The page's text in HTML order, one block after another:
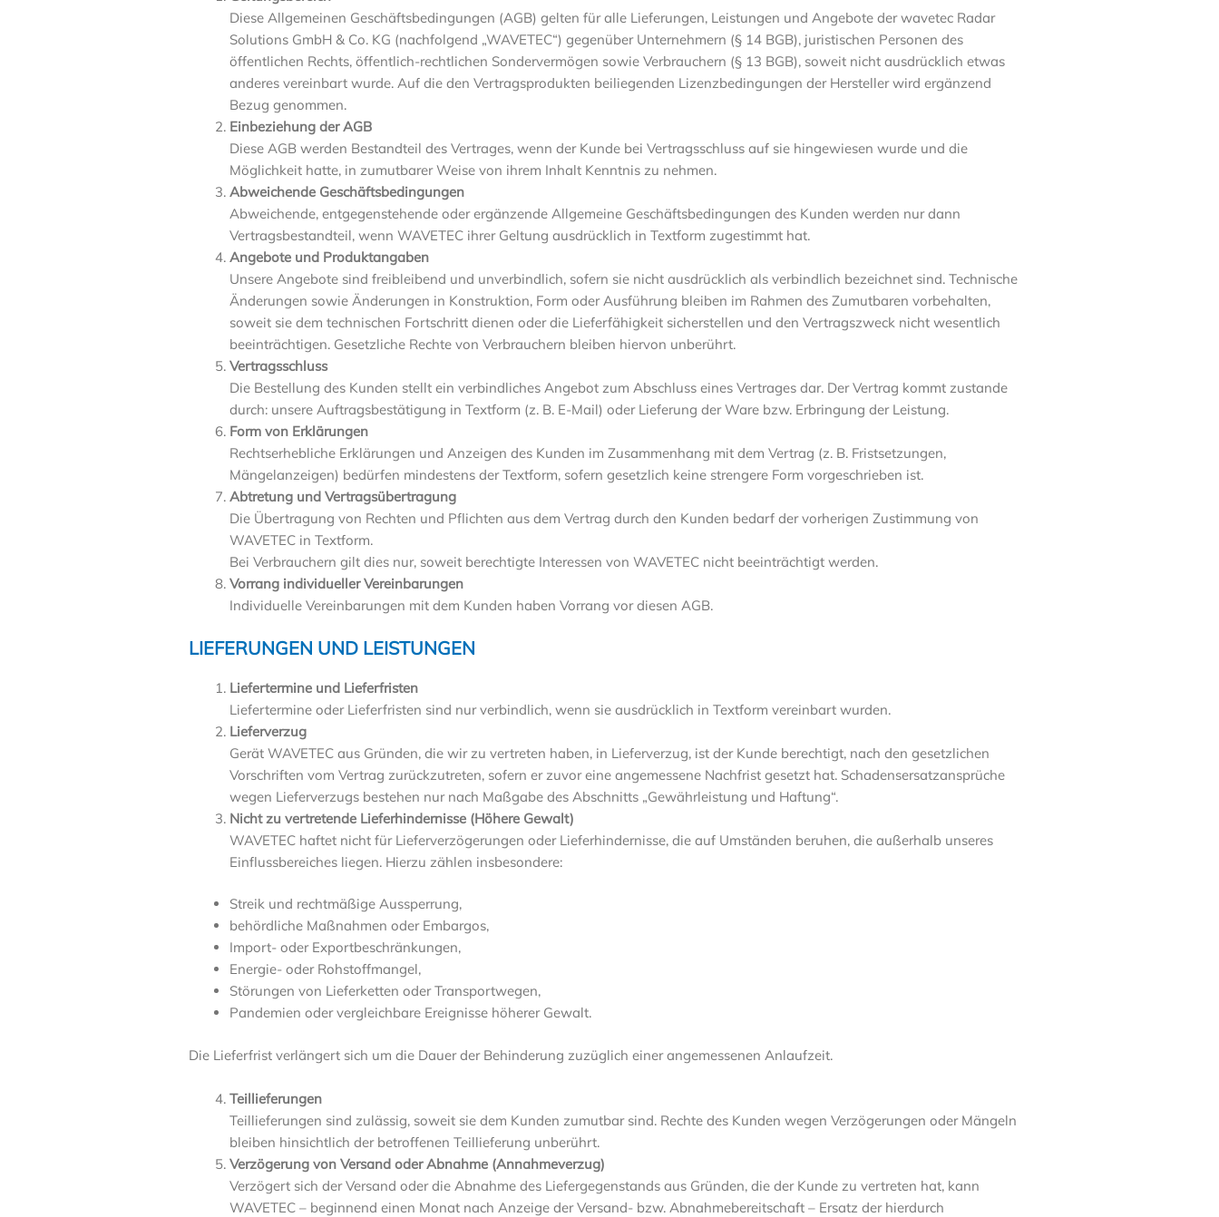
Diese Allgemeinen Geschäftsbedingungen (AGB) gelten für alle Lieferungen, Leistungen und Angebote der wavetec Radar
Solutions GmbH & Co. KG (nachfolgend „WAVETEC“) gegenüber Unternehmern (§ 14 BGB), juristischen Personen des
öffentlichen Rechts, öffentlich-rechtlichen Sondervermögen sowie Verbrauchern (§ 13 BGB), soweit nicht ausdrücklich etwas
anderes vereinbart wurde. Auf die den Vertragsprodukten beiliegenden Lizenzbedingungen der Hersteller wird ergänzend
Bezug genommen.
Einbeziehung der AGB
Diese AGB werden Bestandteil des Vertrages, wenn der Kunde bei Vertragsschluss auf sie hingewiesen wurde und die
Möglichkeit hatte, in zumutbarer Weise von ihrem Inhalt Kenntnis zu nehmen.
Abweichende Geschäftsbedingungen
Abweichende, entgegenstehende oder ergänzende Allgemeine Geschäftsbedingungen des Kunden werden nur dann
Vertragsbestandteil, wenn WAVETEC ihrer Geltung ausdrücklich in Textform zugestimmt hat.
Angebote und Produktangaben
Unsere Angebote sind freibleibend und unverbindlich, sofern sie nicht ausdrücklich als verbindlich bezeichnet sind. Technische
Änderungen sowie Änderungen in Konstruktion, Form oder Ausführung bleiben im Rahmen des Zumutbaren vorbehalten,
soweit sie dem technischen Fortschritt dienen oder die Lieferfähigkeit sicherstellen und den Vertragszweck nicht wesentlich
beeinträchtigen. Gesetzliche Rechte von Verbrauchern bleiben hiervon unberührt.
Vertragsschluss
Die Bestellung des Kunden stellt ein verbindliches Angebot zum Abschluss eines Vertrages dar. Der Vertrag kommt zustande
durch: unsere Auftragsbestätigung in Textform (z. B. E-Mail) oder Lieferung der Ware bzw. Erbringung der Leistung.
Form von Erklärungen
Rechtserhebliche Erklärungen und Anzeigen des Kunden im Zusammenhang mit dem Vertrag (z. B. Fristsetzungen,
Mängelanzeigen) bedürfen mindestens der Textform, sofern gesetzlich keine strengere Form vorgeschrieben ist.
Abtretung und Vertragsübertragung
Die Übertragung von Rechten und Pflichten aus dem Vertrag durch den Kunden bedarf der vorherigen Zustimmung von
WAVETEC in Textform.
Bei Verbrauchern gilt dies nur, soweit berechtigte Interessen von WAVETEC nicht beeinträchtigt werden.
Vorrang individueller Vereinbarungen
Individuelle Vereinbarungen mit dem Kunden haben Vorrang vor diesen AGB.
LIEFERUNGEN UND LEISTUNGEN
Liefertermine und Lieferfristen
Liefertermine oder Lieferfristen sind nur verbindlich, wenn sie ausdrücklich in Textform vereinbart wurden.
Lieferverzug
Gerät WAVETEC aus Gründen, die wir zu vertreten haben, in Lieferverzug, ist der Kunde berechtigt, nach den gesetzlichen
Vorschriften vom Vertrag zurückzutreten, sofern er zuvor eine angemessene Nachfrist gesetzt hat. Schadensersatzansprüche
wegen Lieferverzugs bestehen nur nach Maßgabe des Abschnitts „Gewährleistung und Haftung“.
Nicht zu vertretende Lieferhindernisse (Höhere Gewalt)
WAVETEC haftet nicht für Lieferverzögerungen oder Lieferhindernisse, die auf Umständen beruhen, die außerhalb unseres
Einflussbereiches liegen. Hierzu zählen insbesondere:
Streik und rechtmäßige Aussperrung,
behördliche Maßnahmen oder Embargos,
Import- oder Exportbeschränkungen,
Energie- oder Rohstoffmangel,
Störungen von Lieferketten oder Transportwegen,
Pandemien oder vergleichbare Ereignisse höherer Gewalt.
Die Lieferfrist verlängert sich um die Dauer der Behinderung zuzüglich einer angemessenen Anlaufzeit.
Teillieferungen
Teillieferungen sind zulässig, soweit sie dem Kunden zumutbar sind. Rechte des Kunden wegen Verzögerungen oder Mängeln
bleiben hinsichtlich der betroffenen Teillieferung unberührt.
Verzögerung von Versand oder Abnahme (Annahmeverzug)
Verzögert sich der Versand oder die Abnahme des Liefergegenstands aus Gründen, die der Kunde zu vertreten hat, kann
WAVETEC – beginnend einen Monat nach Anzeige der Versand- bzw. Abnahmebereitschaft – Ersatz der hierdurch